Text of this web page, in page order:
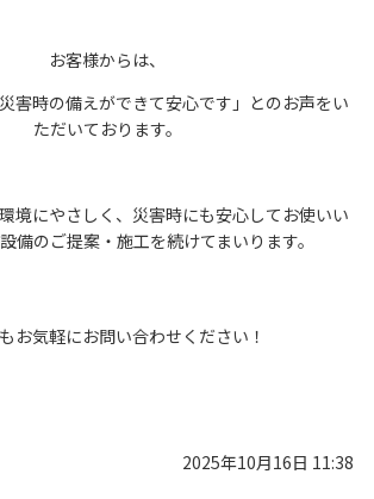
お客様からは、
害時の備えができて安心です」とのお声をい
ただいております。
境にやさしく、災害時にも安心してお使いい
備のご提案・施工を続けてまいります。
お気軽にお問い合わせください！
2025年10月16日 11:38